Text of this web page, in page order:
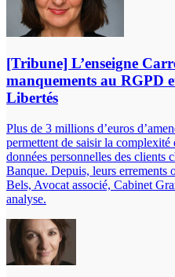
[Tribune] L’enseigne
manquements au RGPD
Libertés
Plus de 3 millions d’euros
permettent de saisir la
données personnelles des clients
Banque. Depuis, leurs errements
Bels, Avocat associé, Cabinet
analyse.